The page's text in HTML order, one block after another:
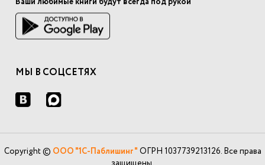
МЫ В СОЦСЕТЯХ
Copyright © ООО "1С-Паблишинг" ОГРН 1037739213126. Все права